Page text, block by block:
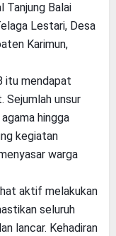
Tanjung Balai
Lestari, Desa
Karimun,
itu mendapat
Sejumlah unsur
hingga
kegiatan
warga
aktif melakukan
seluruh
lancar. Kehadiran